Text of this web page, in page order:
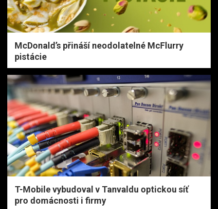
McDonald’s přináší neodolatelné McFlurry
pistácie
T-Mobile vybudoval v Tanvaldu optickou síť
pro domácnosti i firmy